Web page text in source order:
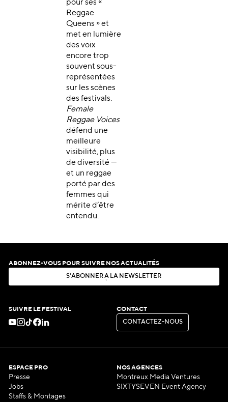
pour ses «
Reggae
Queens » et
met en lumière
des voix
encore trop
souvent sous-
représentées
sur les scènes
des festivals.
Female
Reggae Voices
défend une
meilleure
visibilité, plus
de diversité —
et un reggae
porté par des
femmes qui
mérite d’être
entendu.
ABONNEZ-VOUS POUR SUIVRE NOS ACTUALITÉS
S'ABON N ER À LA N EWSLE ER
SUIVRE LE FESTIVAL CONTACT
CON ACT EZ-N OUS
CONTACTEZ-NOUS
ESPACE PRO
Presse
Jobs
Staffs & Montages
NOS AGENCES
Montreux Media Ventures
SIXTYSEVEN Event Agency